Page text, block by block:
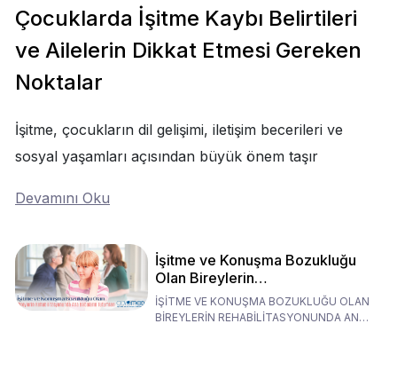
Çocuklarda İşitme Kaybı Belirtileri
ve Ailelerin Dikkat Etmesi Gereken
Noktalar
İşitme, çocukların dil gelişimi, iletişim becerileri ve
sosyal yaşamları açısından büyük önem taşır
Devamını Oku
İşitme ve Konuşma Bozukluğu
Olan Bireylerin
Rehabilitasyonunda Ana
Babaların Tutumları
İŞİTME VE KONUŞMA BOZUKLUĞU OLAN
BİREYLERİN REHABİLİTASYONUNDA ANA